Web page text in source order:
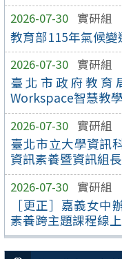
2026-07-30 實研組
教育部115年氣候變
2026-07-30 實研組
臺北市政府教育
Workspace智慧教
2026-07-30 實研組
臺北市立大學資訊
資訊素養暨資訊組
2026-07-30 實研組
［更正］嘉義女中
素養跨主題課程線上